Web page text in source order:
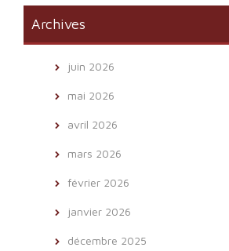
Archives
juin 2026
mai 2026
avril 2026
mars 2026
février 2026
janvier 2026
décembre 2025